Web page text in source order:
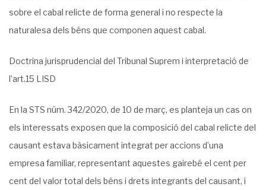
sobre el cabal relicte de forma general i no respecte la
naturalesa dels béns que componen aquest cabal.
Doctrina jurisprudencial del Tribunal Suprem i interpretació de
l’art.15 LISD
En la STS núm. 342/2020, de 10 de març, es planteja un cas on
els interessats exposen que la composició del cabal relicte del
causant estava bàsicament integrat per accions d’una
empresa familiar, representant aquestes gairebé el cent per
cent del valor total dels béns i drets integrants del causant, i